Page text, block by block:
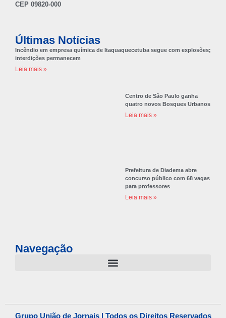
CEP 09820-000
Últimas Notícias
Incêndio em empresa química de Itaquaquecetuba segue com explosões;
interdições permanecem
Leia mais »
Centro de São Paulo ganha
quatro novos Bosques Urbanos
Leia mais »
Prefeitura de Diadema abre
concurso público com 68 vagas
para professores
Leia mais »
Navegação
Grupo União de Jornais | Todos os Direitos Reservados